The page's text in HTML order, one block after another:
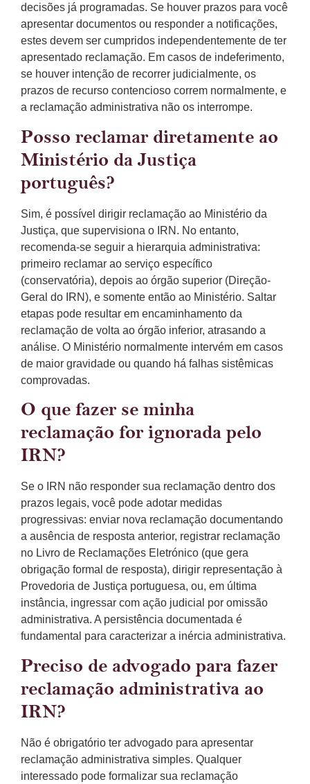
decisões já programadas. Se houver prazos para você
apresentar documentos ou responder a notificações,
estes devem ser cumpridos independentemente de ter
apresentado reclamação. Em casos de indeferimento,
se houver intenção de recorrer judicialmente, os
prazos de recurso contencioso correm normalmente, e
a reclamação administrativa não os interrompe.
Posso reclamar diretamente ao
Ministério da Justiça
português?
Sim, é possível dirigir reclamação ao Ministério da
Justiça, que supervisiona o IRN. No entanto,
recomenda-se seguir a hierarquia administrativa:
primeiro reclamar ao serviço específico
(conservatória), depois ao órgão superior (Direção-
Geral do IRN), e somente então ao Ministério. Saltar
etapas pode resultar em encaminhamento da
reclamação de volta ao órgão inferior, atrasando a
análise. O Ministério normalmente intervém em casos
de maior gravidade ou quando há falhas sistêmicas
comprovadas.
O que fazer se minha
reclamação for ignorada pelo
IRN?
Se o IRN não responder sua reclamação dentro dos
prazos legais, você pode adotar medidas
progressivas: enviar nova reclamação documentando
a ausência de resposta anterior, registrar reclamação
no Livro de Reclamações Eletrónico (que gera
obrigação formal de resposta), dirigir representação à
Provedoria de Justiça portuguesa, ou, em última
instância, ingressar com ação judicial por omissão
administrativa. A persistência documentada é
fundamental para caracterizar a inércia administrativa.
Preciso de advogado para fazer
reclamação administrativa ao
IRN?
Não é obrigatório ter advogado para apresentar
reclamação administrativa simples. Qualquer
interessado pode formalizar sua reclamação